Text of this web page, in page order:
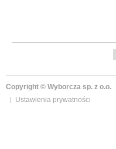
Copyright © Wyborcza sp. z o.o.
Ustawienia prywatności